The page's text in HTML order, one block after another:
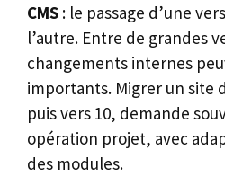
CMS : le passage d’une
l’autre. Entre de grandes
changements internes
importants. Migrer un site
puis vers 10, demande
opération projet, avec
des modules.